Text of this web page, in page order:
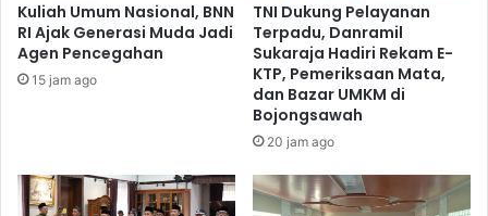
Kuliah Umum Nasional, BNN
RI Ajak Generasi Muda Jadi
Agen Pencegahan
15 jam ago
TNI Dukung Pelayanan
Terpadu, Danramil
Sukaraja Hadiri Rekam E-
KTP, Pemeriksaan Mata,
dan Bazar UMKM di
Bojongsawah
20 jam ago